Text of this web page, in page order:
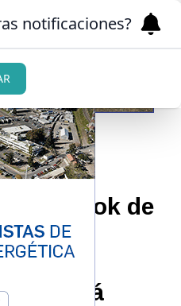
2026
de look de
el
con
su papá
notificaciones?